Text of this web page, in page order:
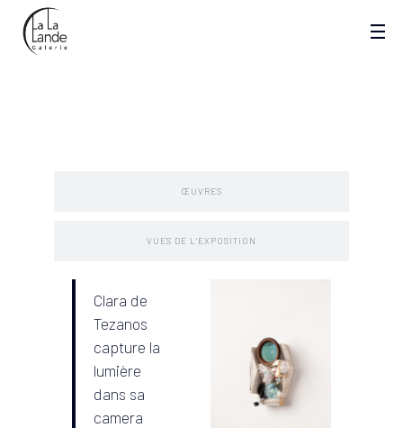
ŒUVRES
VUES DE L'EXPOSITION
Clara de
Tezanos
capture la
lumière
dans sa
camera